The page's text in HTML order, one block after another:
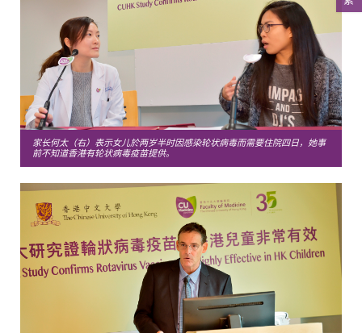
家长何太（右）表示女儿於两岁半时因感染轮状病毒而需要住院四日，她事
前不知道香港有轮状病毒疫苗提供。